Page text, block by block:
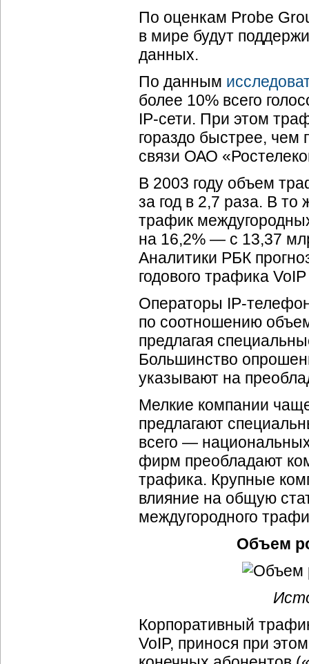
По оценкам Probe
в мире будут
данных.
По данным
более 10% всего
IP-сети. При этом
гораздо быстрее, чем
связи ОАО
В 2003 году объем
за год в 2,7 раза. В
трафик
на 16,2% — с 13,37
Аналитики РБК
годового трафика
Операторы IP-
по соотношению
предлагая
Большинство
указывают на
Мелкие компании
предлагают
всего —
фирм преобладают
трафика. Крупные
влияние на общую
междугородного
Объем
Корпоративный
VoIP, принося при